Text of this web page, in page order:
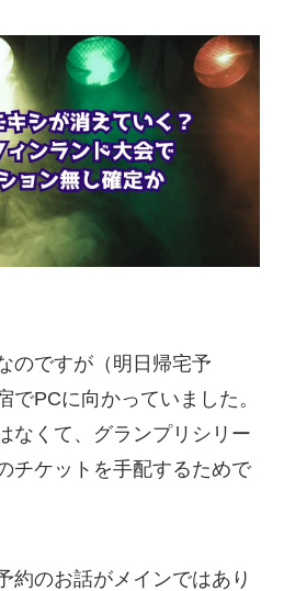
のですが（明日帰宅予
でPCに向かっていました。
なくて、グランプリシリー
チケットを手配するためで
約のお話がメインではあり